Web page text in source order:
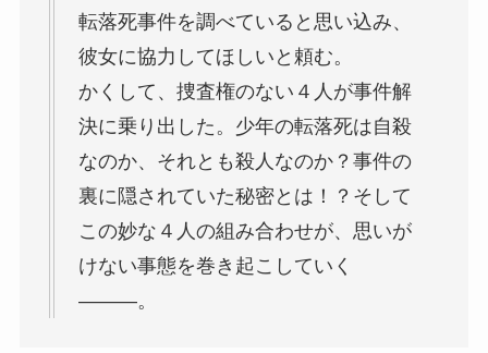
転落死事件を調べていると思い込み、
彼女に協力してほしいと頼む。
かくして、捜査権のない４人が事件解
決に乗り出した。少年の転落死は自殺
なのか、それとも殺人なのか？事件の
裏に隠されていた秘密とは！？そして
この妙な４人の組み合わせが、思いが
けない事態を巻き起こしていく
———。